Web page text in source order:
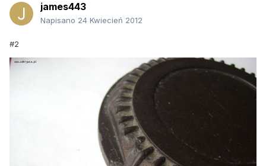
james443
Napisano 24 Kwiecień 2012
#2